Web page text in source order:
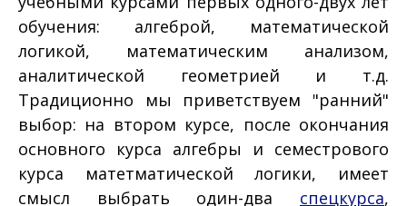
обучения: алгеброй, математической
логикой, математическим анализом,
аналитической геометрией и т.д.
Традиционно мы приветствуем "ранний"
выбор: на втором курсе, после окончания
основного курса алгебры и семестрового
курса матетматической логики, имеет
смысл выбрать один-два спецкурса,